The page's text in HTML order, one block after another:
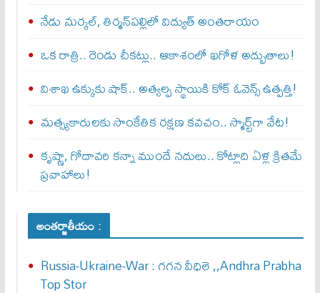
నేడు మర్కల్, తిర్మన్‌పల్లిలో విద్యుత్ అంతరాయం
ఒక రాత్రి.. రెండు చీకట్లు.. ఆకాశంలో ఖగోళ అద్భుతాలు!
విశాఖ ఉక్కుకు షాక్.. అత్యల్ప స్థాయికి కోక్ ఓవెన్స్ ఉత్పత్తి!
మత్స్యకారులకు సాంకేతిక రక్షణ కవచం.. స్మార్ట్‌గా వేట!
కృష్ణా, గోదావరి కన్నా ముందే నదులు.. కోట్లాది ఏళ్ల క్రితమే
ప్రవాహాలు!
అంతర్జాతీయం :
Russia-Ukraine-War : గ‌గ‌న వీధిలె ,,Andhra Prabha
Top Stor